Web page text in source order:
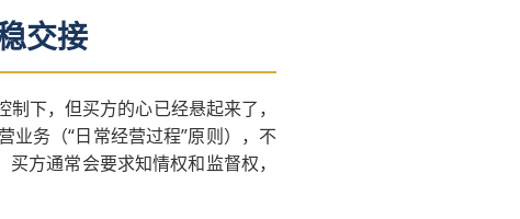
交接
下，但买方的心已经悬起来了，
务（“日常经营过程”原则），不
方通常会要求知情权和监督权，